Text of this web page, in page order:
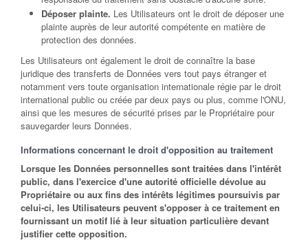
Déposer plainte. Les Utilisateurs ont le droit de déposer une
plainte auprès de leur autorité compétente en matière de
protection des données.
Les Utilisateurs ont également le droit de connaître la base
juridique des transferts de Données vers tout pays étranger et
notamment vers toute organisation internationale régie par le droit
international public ou créée par deux pays ou plus, comme l'ONU,
ainsi que les mesures de sécurité prises par le Propriétaire pour
sauvegarder leurs Données.
Informations concernant le droit d'opposition au traitement
Lorsque les Données personnelles sont traitées dans l'intérêt
public, dans l'exercice d'une autorité officielle dévolue au
Propriétaire ou aux fins des intérêts légitimes poursuivis par
celui-ci, les Utilisateurs peuvent s'opposer à ce traitement en
fournissant un motif lié à leur situation particulière devant
justifier cette opposition.